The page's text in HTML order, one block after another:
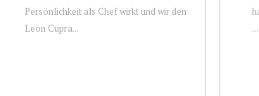
Persönlichkeit als Chef wirkt und wir den
Leon Cupra...
...